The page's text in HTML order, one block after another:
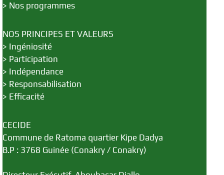
> Nos programmes
NOS PRINCIPES ET VALEURS
> Ingéniosité
> Participation
> Indépendance
> Responsabilisation
> Efficacité
CECIDE
Commune de Ratoma quartier Kipe Dadya
B.P : 3768 Guinée (Conakry / Conakry)